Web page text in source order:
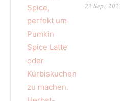
22 Sep.,